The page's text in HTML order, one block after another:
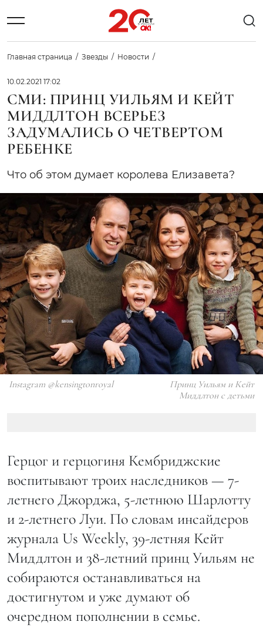
Главная страница Звезды Новости
10.02.2021 17:02
СМИ: ПРИНЦ УИЛЬЯМ И КЕЙТ
МИДДЛТОН ВСЕРЬЕЗ
ЗАДУМАЛИСЬ О ЧЕТВЕРТОМ
РЕБЕНКЕ
Что об этом думает королева Елизавета?
Instagram @kensingtonroyal
Принц Уильям и Кейт
Миддлтон с детьми
Герцог и герцогиня Кембриджские
воспитывают троих наследников — 7-
летнего Джорджа, 5-летнюю Шарлотту
и 2-летнего Луи. По словам инсайдеров
журнала Us Weekly, 39-летняя Кейт
Миддлтон и 38-летний принц Уильям не
собираются останавливаться на
достигнутом и уже думают об
очередном пополнении в семье.